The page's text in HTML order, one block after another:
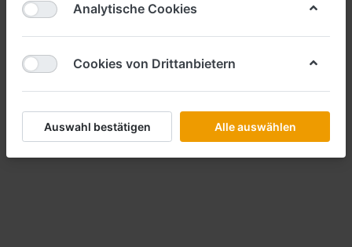
Analytische Cookies
Cookies von Drittanbietern
Auswahl bestätigen Alle auswählen